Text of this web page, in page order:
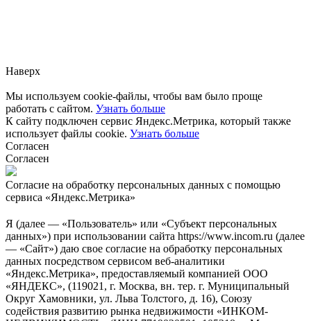
Наверх
Мы используем cookie-файлы, чтобы вам было проще
работать с сайтом. Узнать больше
К сайту подключен сервис Яндекс.Метрика, который также
использует файлы cookie. Узнать больше
Согласен
Согласен
Согласие на обработку персональных данных с помощью
сервиса «Яндекс.Метрика»
Я (далее — «Пользователь» или «Субъект персональных
данных») при использовании сайта https://www.incom.ru (далее
— «Сайт») даю свое согласие на обработку персональных
данных посредством сервисом веб-аналитики
«Яндекс.Метрика», предоставляемый компанией ООО
«ЯНДЕКС», (119021, г. Москва, вн. тер. г. Муниципальный
Округ Хамовники, ул. Льва Толстого, д. 16), Союзу
содействия развитию рынка недвижимости «ИНКОМ-